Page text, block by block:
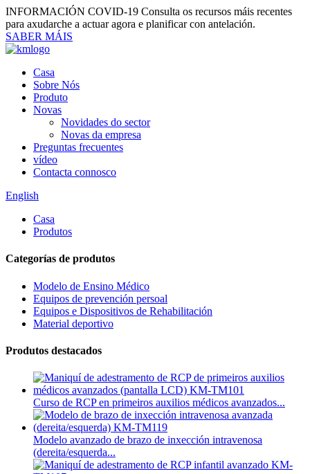
INFORMACIÓN COVID-19 Consulta os recursos máis recentes
para axudarche a actuar agora e planificar con antelación.
SABER MÁIS
Casa
Sobre Nós
Produto
Novas
Novidades do sector
Novas da empresa
Preguntas frecuentes
vídeo
Contacta connosco
English
Casa
Produtos
Categorías de produtos
Modelo de Ensino Médico
Equipos de prevención persoal
Equipos e Dispositivos de Rehabilitación
Material deportivo
Produtos destacados
Curso de RCP en primeiros auxilios médicos avanzados...
Modelo avanzado de brazo de inxección intravenosa
(dereita/esquerda...